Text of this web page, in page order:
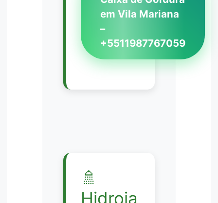
em Vila Mariana
–
+5511987767059
🚿
Hidroja